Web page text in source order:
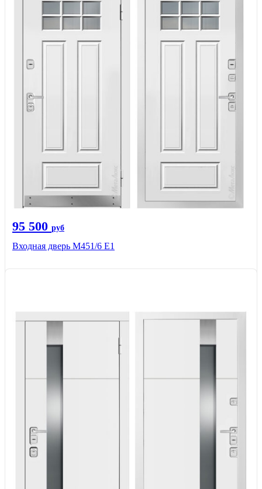
95 500 руб
Входная дверь М451/6 Е1